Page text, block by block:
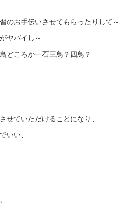
のお手伝いさせてもらったりして～
ヤバイし～
どころか一石三鳥？四鳥？
せていただけることになり、
いい、